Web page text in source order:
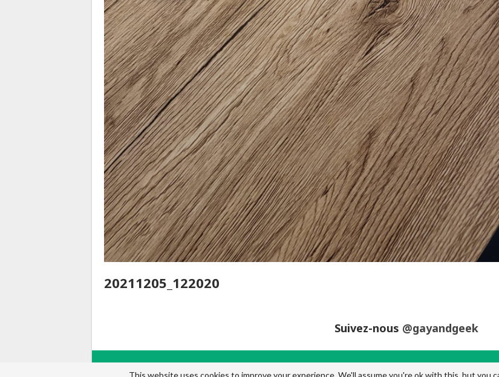
20211205_122020
Suivez-nous @gayandgeek
This website uses cookies to improve your experience. We'll assume you're ok with this, but you